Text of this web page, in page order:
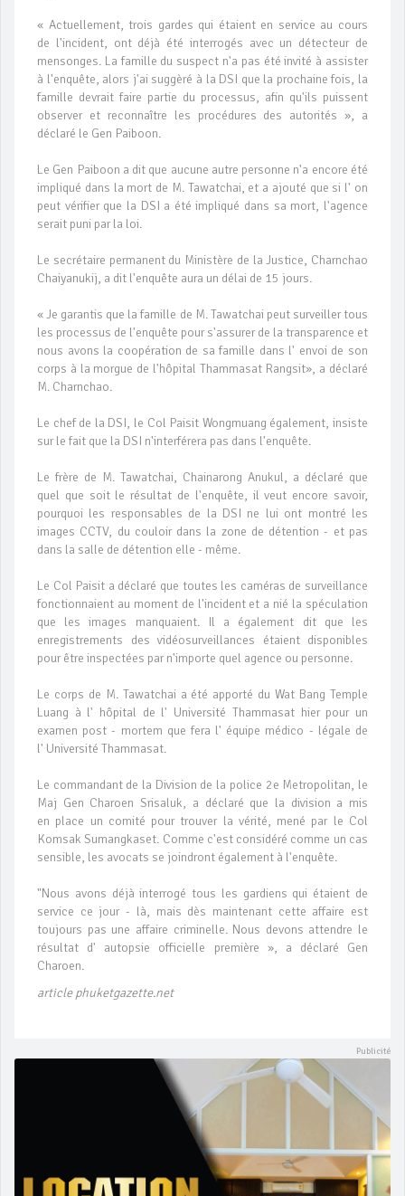
« Actuellement, trois gardes qui étaient en service au cours
de l'incident, ont déjà été interrogés avec un détecteur de
mensonges. La famille du suspect n'a pas été invité à assister
à l'enquête, alors j'ai suggèré à la DSI que la prochaine fois, la
famille devrait faire partie du processus, afin qu'ils puissent
observer et reconnaître les procédures des autorités », a
déclaré le Gen Paiboon.
Le Gen Paiboon a dit que aucune autre personne n'a encore été
impliqué dans la mort de M. Tawatchai, et a ajouté que si l' on
peut vérifier que la DSI a été impliqué dans sa mort, l'agence
serait puni par la loi.
Le secrétaire permanent du Ministère de la Justice, Charnchao
Chaiyanukij, a dit l'enquête aura un délai de 15 jours.
« Je garantis que la famille de M. Tawatchai peut surveiller tous
les processus de l'enquête pour s'assurer de la transparence et
nous avons la coopération de sa famille dans l' envoi de son
corps à la morgue de l'hôpital Thammasat Rangsit», a déclaré
M. Charnchao.
Le chef de la DSI, le Col Paisit Wongmuang également, insiste
sur le fait que la DSI n'interférera pas dans l'enquête.
Le frère de M. Tawatchai, Chainarong Anukul, a déclaré que
quel que soit le résultat de l'enquête, il veut encore savoir,
pourquoi les responsables de la DSI ne lui ont montré les
images CCTV, du couloir dans la zone de détention - et pas
dans la salle de détention elle - même.
Le Col Paisit a déclaré que toutes les caméras de surveillance
fonctionnaient au moment de l'incident et a nié la spéculation
que les images manquaient. Il a également dit que les
enregistrements des vidéosurveillances étaient disponibles
pour être inspectées par n'importe quel agence ou personne.
Le corps de M. Tawatchai a été apporté du Wat Bang Temple
Luang à l' hôpital de l' Université Thammasat hier pour un
examen post - mortem que fera l' équipe médico - légale de
l' Université Thammasat.
Le commandant de la Division de la police 2e Metropolitan, le
Maj Gen Charoen Srisaluk, a déclaré que la division a mis
en place un comité pour trouver la vérité, mené par le Col
Komsak Sumangkaset. Comme c'est considéré comme un cas
sensible, les avocats se joindront également à l'enquête.
"Nous avons déjà interrogé tous les gardiens qui étaient de
service ce jour - là, mais dès maintenant cette affaire est
toujours pas une affaire criminelle. Nous devons attendre le
résultat d' autopsie officielle première », a déclaré Gen
Charoen.
article phuketgazette.net